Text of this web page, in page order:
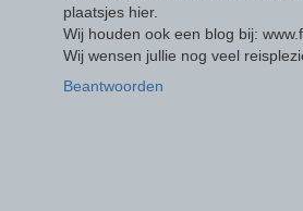
plaatsjes hier.
Wij houden ook een blog bij:
Wij wensen jullie nog veel
Beantwoorden